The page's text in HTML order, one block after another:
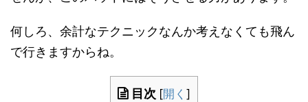
何しろ、余計なテクニックなんか考えなくても飛ん
で行きますからね。
目次 [開く ]